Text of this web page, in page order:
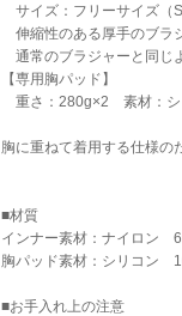
サイズ：フリーサイズ（
伸縮性のある厚手のブラ
通常のブラジャーと同じ
【専用胸パッド】
重さ：280g×2 素材：シ
胸に重ねて着用する仕様の
■材質
インナー素材：ナイロン
胸パッド素材：シリコン
■お手入れ上の注意